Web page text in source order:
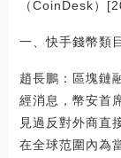
（CoinDesk）
一、快手錢幣類
趙長鵬：區塊鏈
經消息，幣安首
見過反對外商直
在全球范圍內為